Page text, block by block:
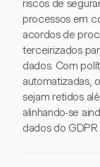
riscos de
processos em
acordos de
terceirizados
dados. Com
automatizadas,
sejam retidos
alinhando-se
dados do GDPR.